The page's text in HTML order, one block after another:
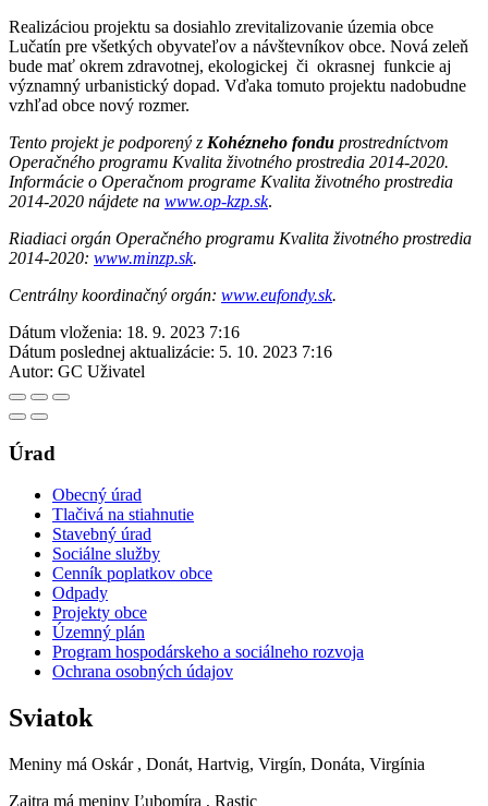
Realizáciou projektu sa dosiahlo zrevitalizovanie územia obce
Lučatín pre všetkých obyvateľov a návštevníkov obce. Nová zeleň
bude mať okrem zdravotnej, ekologickej či okrasnej funkcie aj
významný urbanistický dopad. Vďaka tomuto projektu nadobudne
vzhľad obce nový rozmer.
Tento projekt je podporený z Kohézneho fondu prostredníctvom
Operačného programu Kvalita životného prostredia 2014-2020.
Informácie o Operačnom programe Kvalita životného prostredia
2014-2020 nájdete na www.op-kzp.sk.
Riadiaci orgán Operačného programu Kvalita životného prostredia
2014-2020: www.minzp.sk.
Centrálny koordinačný orgán: www.eufondy.sk.
Dátum vloženia: 18. 9. 2023 7:16
Dátum poslednej aktualizácie: 5. 10. 2023 7:16
Autor: GC Uživatel
Úrad
Obecný úrad
Tlačivá na stiahnutie
Stavebný úrad
Sociálne služby
Cenník poplatkov obce
Odpady
Projekty obce
Územný plán
Program hospodárskeho a sociálneho rozvoja
Ochrana osobných údajov
Sviatok
Meniny má Oskár , Donát, Hartvig, Virgín, Donáta, Virgínia
Zajtra má meniny Ľubomíra , Rastic